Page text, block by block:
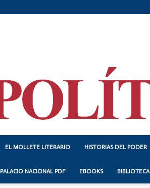
EL MOLLETE LITERARIO HISTORIAS DEL PODER
PALACIO NACIONAL PDF EBOOKS BIBLIOTECA